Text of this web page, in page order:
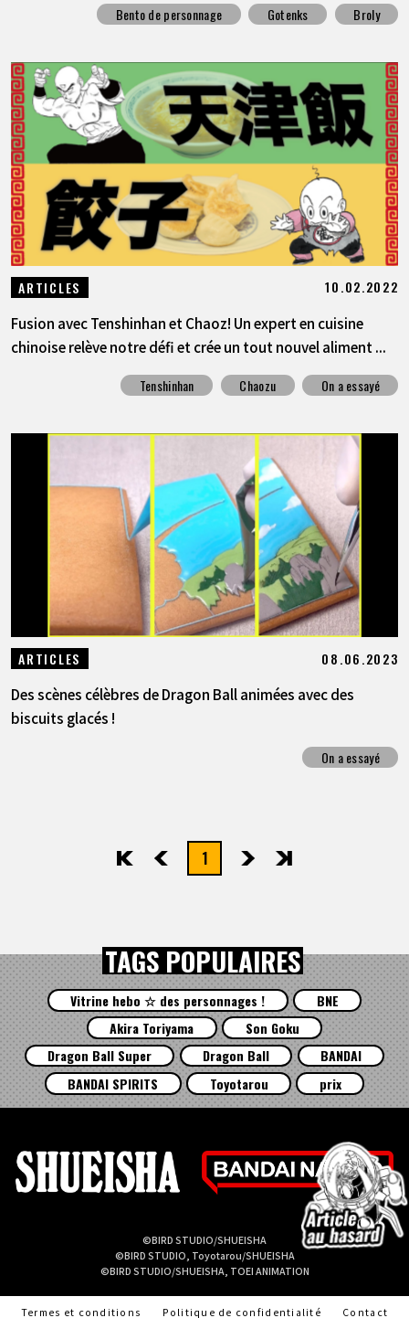
Bento de personnage
Gotenks Broly
ARTICLES 10.02.2022
Fusion avec Tenshinhan et Chaoz! Un expert en cuisine
chinoise relève notre défi et crée un tout nouvel aliment ...
Tenshinhan Chaozu On a essayé
ARTICLES 08.06.2023
Des scènes célèbres de Dragon Ball animées avec des
biscuits glacés !
On a essayé
先頭 前へ1 次へ最後
TAGS POPULAIRES
Vitrine hebo ☆ des personnages !
BNE
Akira Toriyama
Son Goku
Dragon Ball Super
Dragon Ball
BANDAI
BANDAI SPIRITS
Toyotarou prix
©BIRD STUDIO/SHUEISHA
©BIRD STUDIO, Toyotarou/SHUEISHA
©BIRD STUDIO/SHUEISHA, TOEI ANIMATION
Termes et conditions Politique de confidentialité Contact